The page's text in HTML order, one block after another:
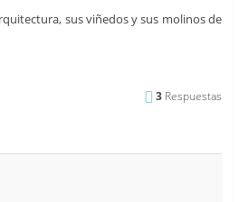
sus viñedos y sus molinos de
3 Respuestas